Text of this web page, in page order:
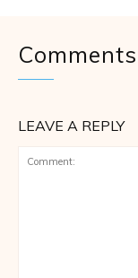
Comments
LEAVE A REPLY